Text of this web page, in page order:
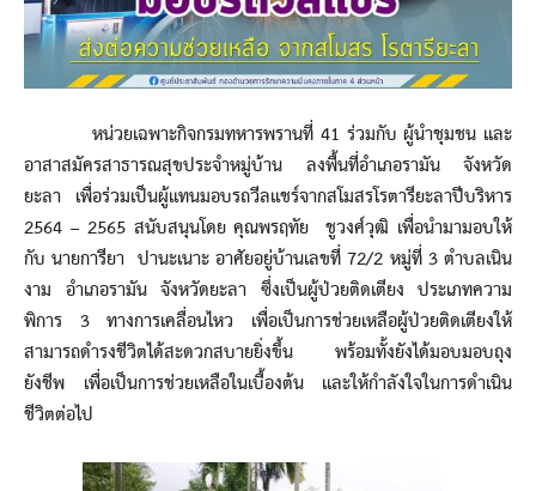
หน่วยเฉพาะกิจกรมทหารพรานที่ 41 ร่วมกับ ผู้นำชุมชน และ
อาสาสมัครสาธารณสุขประจำหมู่บ้าน ลงพื้นที่อำเภอรามัน จังหวัด
ยะลา เพื่อร่วมเป็นผู้แทนมอบรถวีลแชร์จากสโมสรโรตารียะลาปีบริหาร
2564 – 2565 สนับสนุนโดย คุณพรฤทัย ชูวงศ์วุฒิ เพื่อนำมามอบให้
กับ นายการียา ปานะเนาะ อาศัยอยู่บ้านเลขที่ 72/2 หมู่ที่ 3 ตำบลเนิน
งาม อำเภอรามัน จังหวัดยะลา ซึ่งเป็นผู้ป่วยติดเตียง ประเภทความ
พิการ 3 ทางการเคลื่อนไหว เพื่อเป็นการช่วยเหลือผู้ป่วยติดเตียงให้
สามารถดำรงชีวิตได้สะดวกสบายยิ่งขึ้น พร้อมทั้งยังได้มอบมอบถุง
ยังชีพ เพื่อเป็นการช่วยเหลือในเบื้องต้น และให้กำลังใจในการดำเนิน
ชีวิตต่อไป